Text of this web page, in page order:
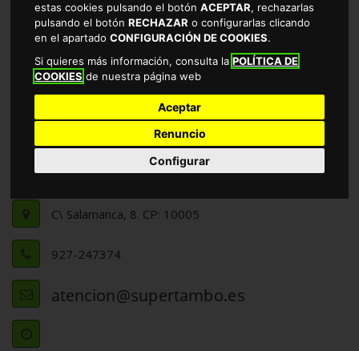
estas cookies pulsando el botónACEPTAR, rechazarlas
pulsando el botónRECHAZAR o configurarlas clicando
en el apartadoCONFIGURACIÓN DE COOKIES.
Si quieres más información, consulta laPOLÍTICA DE
COOKIES de nuestra página web
Aceptar
Renuncio
Configurar
INFORMACIÓN DE CONTACTO
C\ Salamanca, 8. CP: 10005
927-247374